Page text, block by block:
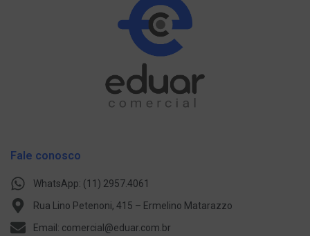
Fale conosco
WhatsApp: (11) 2957.4061
Rua Lino Petenoni, 415 – Ermelino Matarazzo
Email: comercial@eduar.com.br